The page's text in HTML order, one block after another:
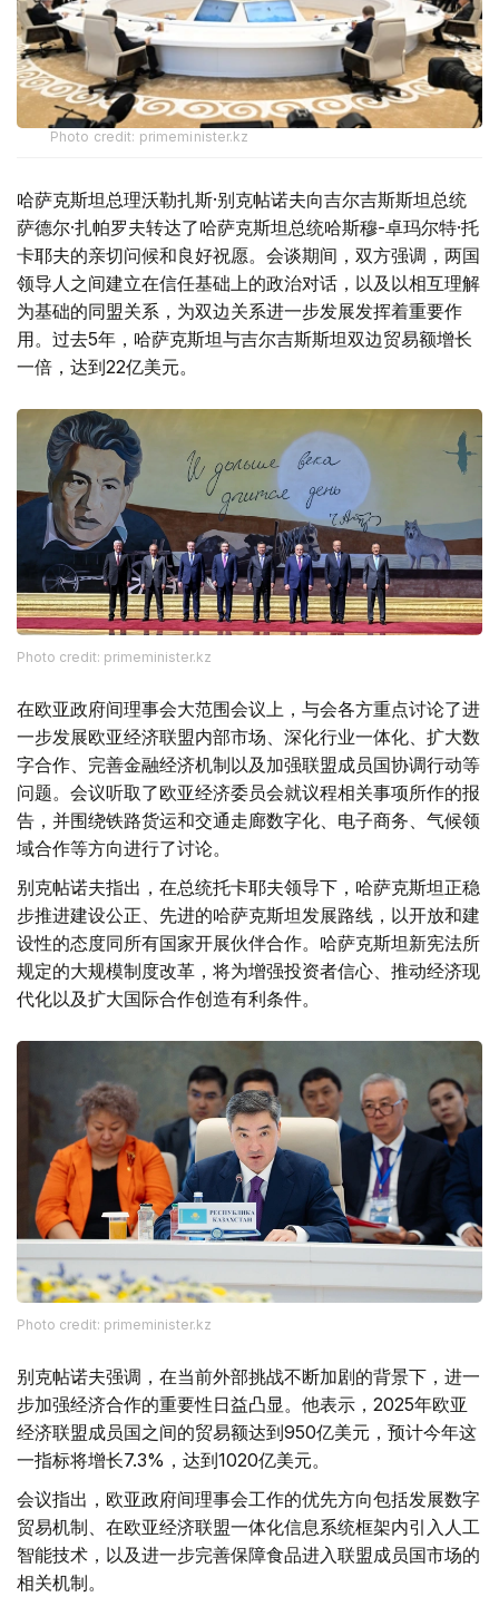
Photo credit: primeminister.kz
哈萨克斯坦总理沃勒扎斯·别克帖诺夫向吉尔吉斯斯坦总统
萨德尔·扎帕罗夫转达了哈萨克斯坦总统哈斯穆-卓玛尔特·托
卡耶夫的亲切问候和良好祝愿。会谈期间，双方强调，两国
领导人之间建立在信任基础上的政治对话，以及以相互理解
为基础的同盟关系，为双边关系进一步发展发挥着重要作
用。过去5年，哈萨克斯坦与吉尔吉斯斯坦双边贸易额增长
一倍，达到22亿美元。
Photo credit: primeminister.kz
在欧亚政府间理事会大范围会议上，与会各方重点讨论了进
一步发展欧亚经济联盟内部市场、深化行业一体化、扩大数
字合作、完善金融经济机制以及加强联盟成员国协调行动等
问题。会议听取了欧亚经济委员会就议程相关事项所作的报
告，并围绕铁路货运和交通走廊数字化、电子商务、气候领
域合作等方向进行了讨论。
别克帖诺夫指出，在总统托卡耶夫领导下，哈萨克斯坦正稳
步推进建设公正、先进的哈萨克斯坦发展路线，以开放和建
设性的态度同所有国家开展伙伴合作。哈萨克斯坦新宪法所
规定的大规模制度改革，将为增强投资者信心、推动经济现
代化以及扩大国际合作创造有利条件。
Photo credit: primeminister.kz
别克帖诺夫强调，在当前外部挑战不断加剧的背景下，进一
步加强经济合作的重要性日益凸显。他表示，2025年欧亚
经济联盟成员国之间的贸易额达到950亿美元，预计今年这
一指标将增长7.3%，达到1020亿美元。
会议指出，欧亚政府间理事会工作的优先方向包括发展数字
贸易机制、在欧亚经济联盟一体化信息系统框架内引入人工
智能技术，以及进一步完善保障食品进入联盟成员国市场的
相关机制。